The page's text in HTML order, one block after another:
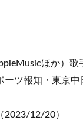
ほか）歌
ツ報知・東京
12/20）